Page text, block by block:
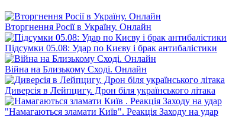
Вторгнення Росії в Україну. Онлайн
Підсумки 05.08: Удар по Києву і брак антибалістики
Війна на Близькому Сході. Онлайн
Диверсія в Лейпцигу. Дрон біля українського літака
"Намагаються зламати Київ". Реакція Заходу на удар